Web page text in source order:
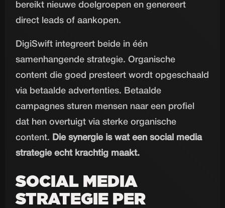
bereikt nieuwe doelgroepen en genereert
direct leads of aankopen.
DigiSwift integreert beide in één
samenhangende strategie. Organische
content die goed presteert wordt opgeschaald
via betaalde advertenties. Betaalde
campagnes sturen mensen naar een profiel
dat hen overtuigt via sterke organische
content.
Die synergie is wat een social media
strategie echt krachtig maakt.
SOCIAL MEDIA
STRATEGIE PER